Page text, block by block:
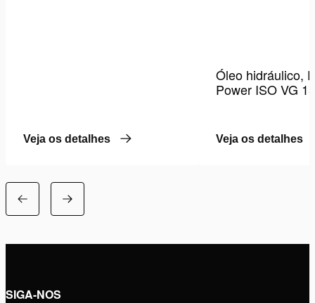
Veja os detalhes
Óleo hidráulico,
Power ISO VG
Veja os detalhes
SIGA-NOS